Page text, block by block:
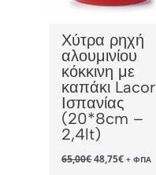
Χύτρα ρηχή
αλουμινίου
κόκκινη με
καπάκι Lacor
Ισπανίας
(20*8cm –
2,4lt)
65,00€ Original
price
48,75€Η+ ΦΠΑ